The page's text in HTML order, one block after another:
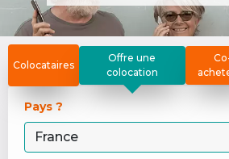
Colocataires
Offre une
colocation
Pays ?